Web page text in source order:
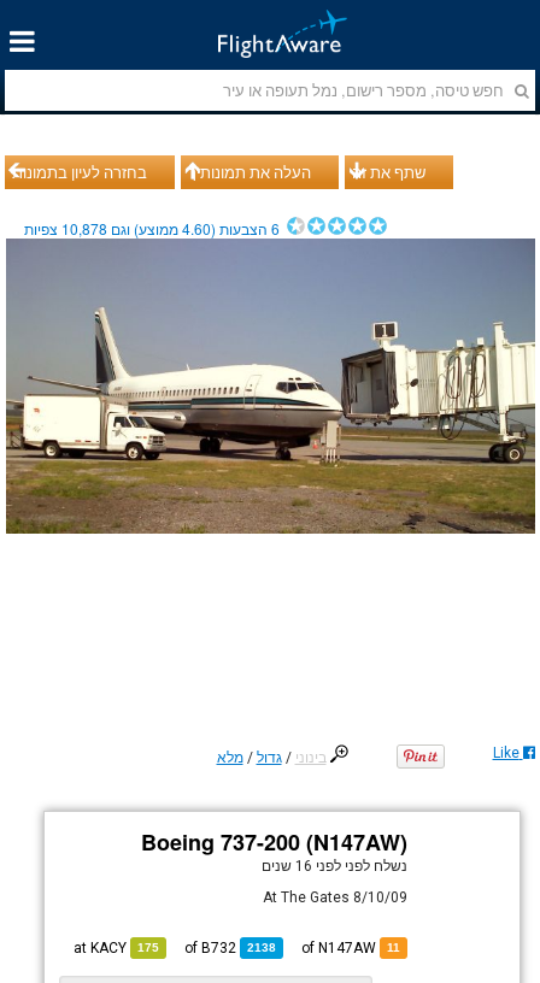
בחזרה לעיון בתמונות העלה את תמונותיך שתף את זה
6הצבעות (4.60ממוצע) וגם 10,878 צפיות
בינוני /גדול /מלא Like
Boeing 737-200 (N147AW)
נשלח לפני לפני 16 שנים
8/10/09 At The Gates
11
2138
B732
175
KACY